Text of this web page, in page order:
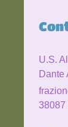
U.S.
Dante
38087